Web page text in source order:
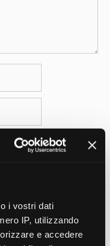
i vostri dati
IP, utilizzando
e accedere
commento.